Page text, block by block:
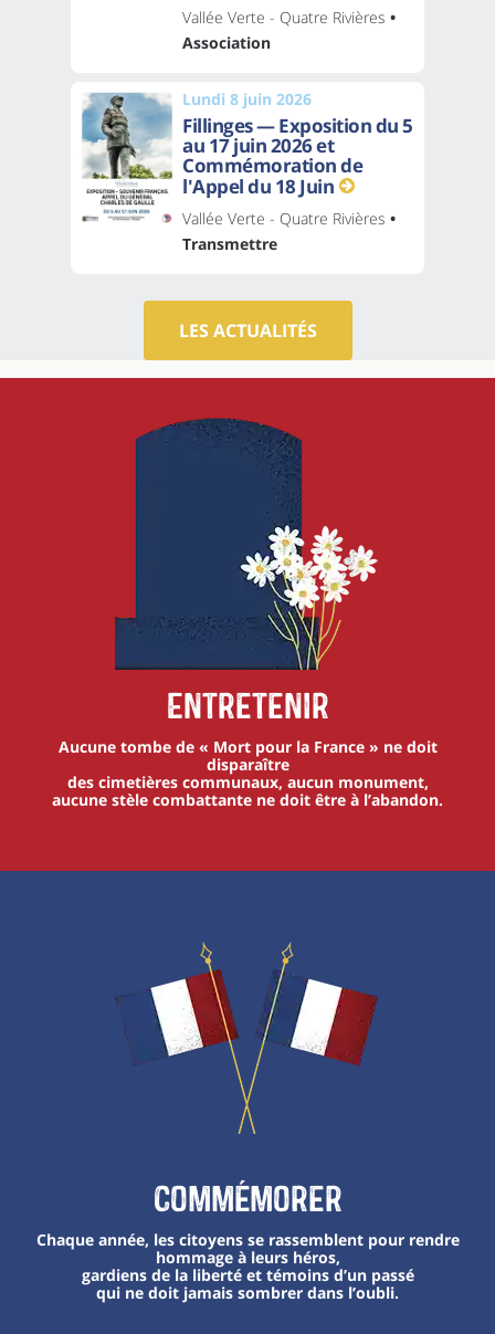
Vallée Verte - Quatre Rivières •
Association
Lundi 8 juin 2026
Fillinges — Exposition du 5
au 17 juin 2026 et
Commémoration de
l'Appel du 18 Juin
Vallée Verte - Quatre Rivières •
Transmettre
LES ACTUALITÉS
Entretenir
Aucune tombe de « Mort pour la France » ne doit
disparaître
des cimetières communaux, aucun monument,
aucune stèle combattante ne doit être à l’abandon.
Commémorer
Chaque année, les citoyens se rassemblent pour rendre
hommage à leurs héros,
gardiens de la liberté et témoins d’un passé
qui ne doit jamais sombrer dans l’oubli.